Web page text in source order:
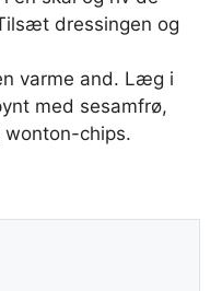
dressingen og
varme and. Læg i
med sesamfrø,
wonton-chips.